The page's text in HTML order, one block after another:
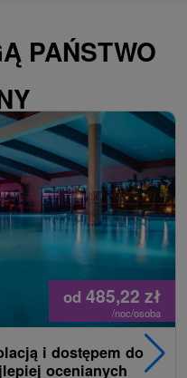
PAŃSTWO
od 485,22 zł
/noc/osoba
i dostępem do
ocenianych